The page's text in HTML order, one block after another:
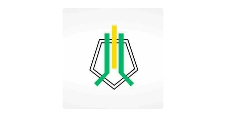
علوم وبحوث
فيديو
مجرد راى